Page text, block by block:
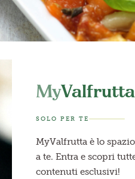
MyValfrutta
SOLO PER TE
MyValfrutta è lo
a te. Entra e scopri
contenuti esclusivi!